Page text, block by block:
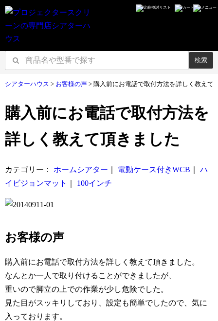
検索
シアターハウス > お客様の声 > 購入前にお電話で取付方法を詳しく教えて
購入前にお電話で取付方法を
詳しく教えて頂きました
カテゴリー： ホームシアター 電動ケース付きWCB
ハ
イビジョンマット
100インチ
お客様の声
購入前にお電話で取付方法を詳しく教えて頂きました。
なんとか一人で取り付けることができましたが、
重いので脚立の上での作業が少し危険でした。
見た目がスッキリしており、設定も簡単でしたので、気に
入っております。